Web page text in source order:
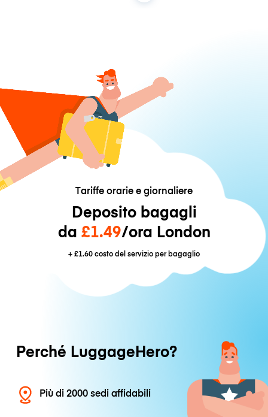
Tariffe orarie e giornaliere
Deposito bagagli
da £1.49/ora London
+£1.60costo del servizio per bagaglio
Perché LuggageHero?
Più di 2000 sedi affidabili